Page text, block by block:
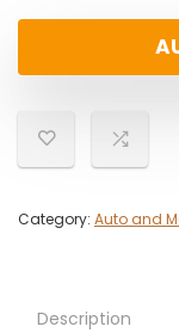
Category: Auto and
Description